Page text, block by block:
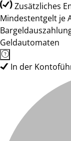
Zusätzliches
Mindestentgelt je
Geldautomaten
In der